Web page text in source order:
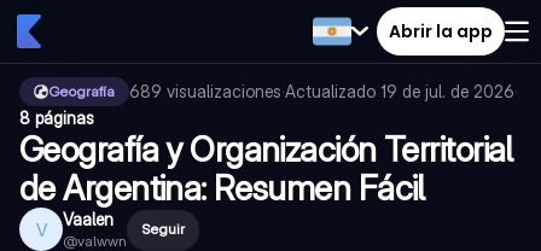
Abrir la app
Geografía 689 visualizaciones·Actualizado 19 de jul. de 2026·
8 páginas
Geografía y Organización Territorial
de Argentina: Resumen Fácil
V Vaalen
@valwwn
Seguir